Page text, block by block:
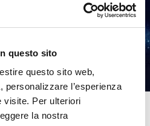
questo sito
questo sito web,
personalizzare l’esperienza
visite. Per ulteriori
la nostra